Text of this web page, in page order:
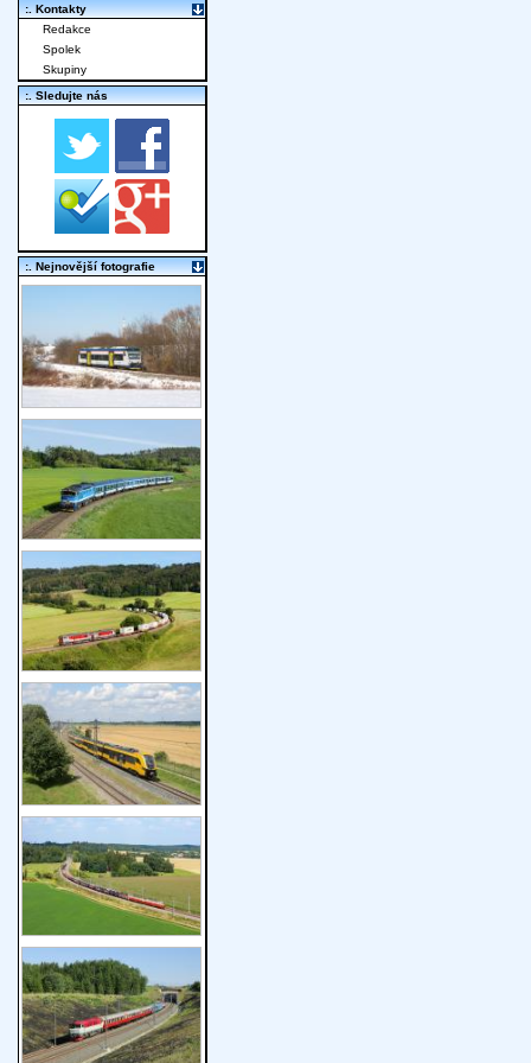
:. Kontakty
Redakce
Spolek
Skupiny
:. Sledujte nás
:. Nejnovější fotografie